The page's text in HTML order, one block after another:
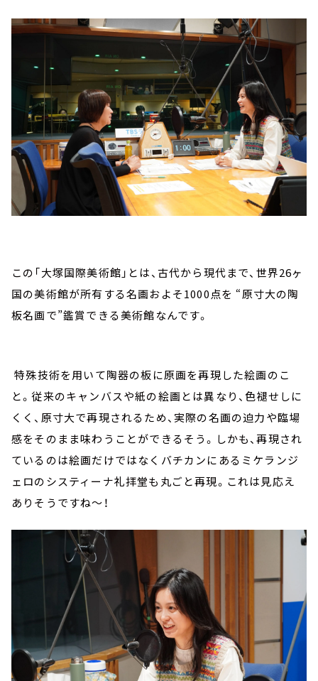
この「大塚国際美術館」とは、古代から現代まで、世界26ヶ
国の美術館が所有する名画およそ1000点を “原寸大の陶
板名画で”鑑賞できる美術館なんです。
特殊技術を用いて陶器の板に原画を再現した絵画のこ
と。従来のキャンバスや紙の絵画とは異なり、色褪せしに
くく、原寸大で再現されるため、実際の名画の迫力や臨場
感をそのまま味わうことができるそう。しかも、再現され
ているのは絵画だけではなくバチカンにあるミケランジ
ェロのシスティーナ礼拝堂も丸ごと再現。これは見応え
ありそうですね～！